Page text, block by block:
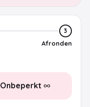
3
Afronden
Onbeperkt